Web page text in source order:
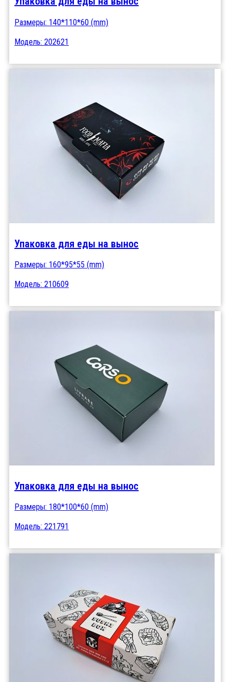
Размеры: 140*110*60 (mm)
Модель: 202621
Упаковка для еды на вынос
Размеры: 160*95*55 (mm)
Модель: 210609
Упаковка для еды на вынос
Размеры: 180*100*60 (mm)
Модель: 221791